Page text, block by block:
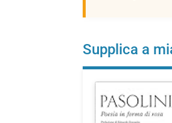
Supplica a